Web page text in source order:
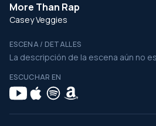
More Than Rap
Casey Veggies
ESCENA / DETALLES
La descripción de la escena aún no
ESCUCHAR EN